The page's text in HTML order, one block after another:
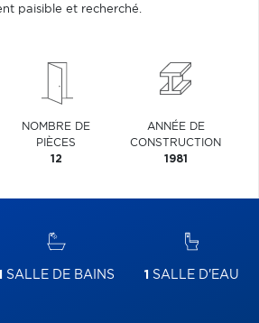
paisible et recherché.
NOMBRE DE
PIÈCES
12
ANNÉE DE
CONSTRUCTION
1981
SALLE DE BAINS 1 SALLE D'EAU